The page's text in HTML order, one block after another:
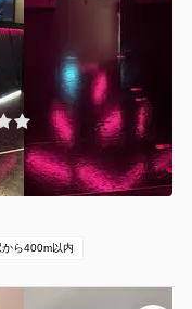
(0件)
3-32-6
1〜500名
ら400m以内